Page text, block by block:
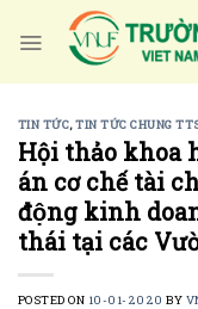
TIN TỨC,TIN TỨC CHUNG
Hội thảo khoa
án cơ chế tài
động kinh
thái tại các
POSTED ON 10-01-2020 BY